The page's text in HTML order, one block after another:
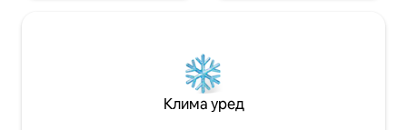
Клима уред